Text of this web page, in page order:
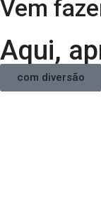
Vem
Aqui,
com diversão